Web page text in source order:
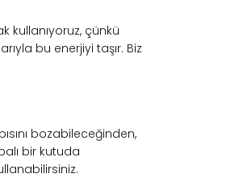
kullanıyoruz, çünkü
bu enerjiyi taşır. Biz
bozabileceğinden,
bir kutuda